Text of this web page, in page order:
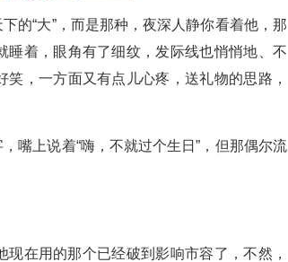
的“大”，而是那种，夜深人静你看着他，那
着，眼角有了细纹，发际线也悄悄地、不
，一方面又有点儿心疼，送礼物的思路，
嘴上说着“嗨，不就过个生日”，但那偶尔流
在用的那个已经破到影响市容了，不然，